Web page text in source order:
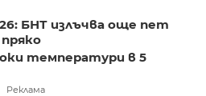
БНТ излъчва още пет
температури в 5
Реклама